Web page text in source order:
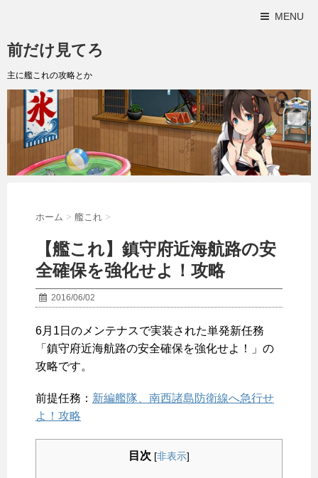
MENU
前だけ見てろ
主に艦これの攻略とか
ホーム > 艦これ >
【艦これ】鎮守府近海航路の安
全確保を強化せよ！攻略
2016/06/02
6月1日のメンテナスで実装された単発新任務
「鎮守府近海航路の安全確保を強化せよ！」の
攻略です。
前提任務： 新編艦隊、南西諸島防衛線へ急行せ
よ！攻略
目次 [非表示]